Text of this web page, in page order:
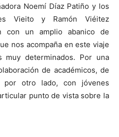
Noemí Díaz Patiño y los
Vieito y Ramón Viéitez
con un amplio abanico de
nos acompaña en este viaje
determinados. Por una
de académicos, de
por otro lado, con jóvenes
punto de vista sobre la